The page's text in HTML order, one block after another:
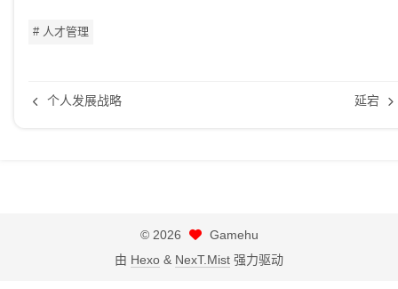
# 人才管理
个人发展战略 延宕
© 2026
Gamehu
由 Hexo & NexT.Mist 强力驱动